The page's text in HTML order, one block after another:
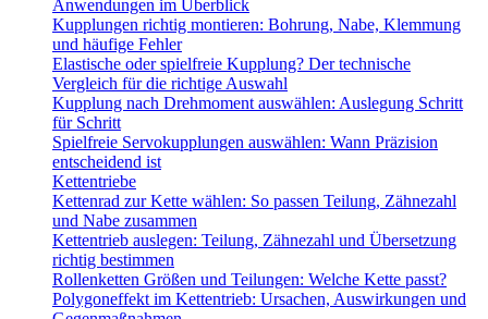
Anwendungen im Überblick
Kupplungen richtig montieren: Bohrung, Nabe, Klemmung
und häufige Fehler
Elastische oder spielfreie Kupplung? Der technische
Vergleich für die richtige Auswahl
Kupplung nach Drehmoment auswählen: Auslegung Schritt
für Schritt
Spielfreie Servokupplungen auswählen: Wann Präzision
entscheidend ist
Kettentriebe
Kettenrad zur Kette wählen: So passen Teilung, Zähnezahl
und Nabe zusammen
Kettentrieb auslegen: Teilung, Zähnezahl und Übersetzung
richtig bestimmen
Rollenketten Größen und Teilungen: Welche Kette passt?
Polygoneffekt im Kettentrieb: Ursachen, Auswirkungen und